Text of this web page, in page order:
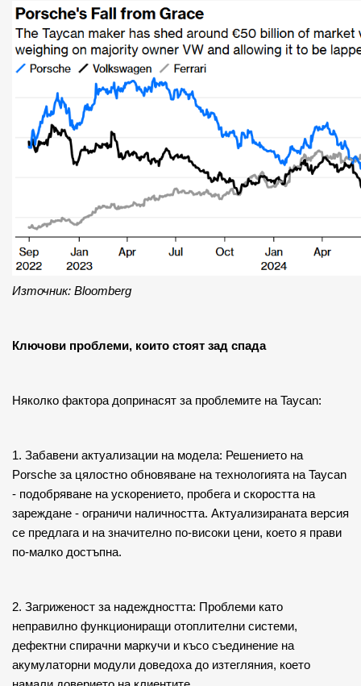
Източник: Bloomberg
Ключови проблеми, които стоят зад спада
Няколко фактора допринасят за проблемите на Taycan:
1. Забавени актуализации на модела: Решението на
Porsche за цялостно обновяване на технологията на Taycan
- подобряване на ускорението, пробега и скоростта на
зареждане - ограничи наличността. Актуализираната версия
се предлага и на значително по-високи цени, което я прави
по-малко достъпна.
2. Загриженост за надеждността: Проблеми като
неправилно функциониращи отоплителни системи,
дефектни спирачни маркучи и късо съединение на
акумулаторни модули доведоха до изтегляния, което